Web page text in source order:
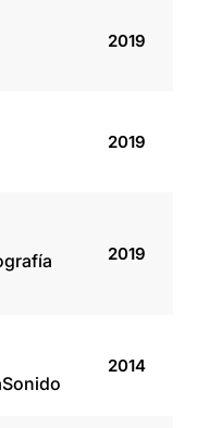
2019
2019
2019
Sonido
2014